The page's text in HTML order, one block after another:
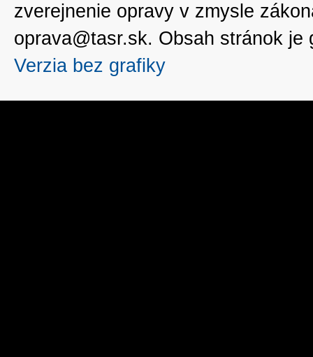
zverejnenie opravy v zmysle
oprava@tasr.sk. Obsah stránok
Verzia bez grafiky